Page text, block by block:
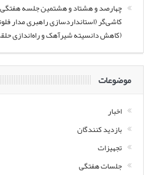
چهارصد و هشتاد و هشتمین جلسه هفتگی
کاشی‌گر (استانداردسازی راهبری مدار
(کاهش دانسیته شیرآهک و راه‌اندازی
موضوعات
اخبار
بازدید کنندگان
تجهیزات
جلسات هفتگی